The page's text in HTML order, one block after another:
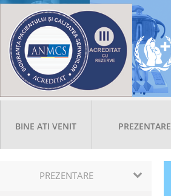
BINE ATI VENIT PREZENTARE
PREZENTARE